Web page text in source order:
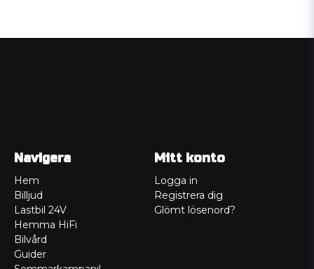
Navigera
Hem
Billjud
Lastbil 24V
Hemma HiFi
Bilvård
Guider
Mitt konto
Logga in
Registrera dig
Glömt lösenord?